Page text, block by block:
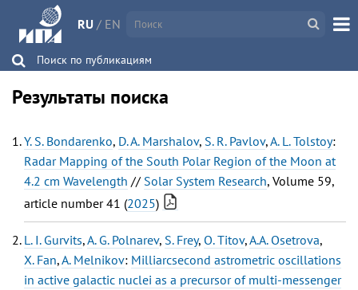
RU / EN
Поиск по публикациям
Результаты поиска
Y. S. Bondarenko, D. A. Marshalov, S. R. Pavlov,A. L. Tolstoy:
Radar Mapping of the South Polar Region of the Moon at
4.2 cm Wavelength // Solar System Research, Volume 59,
article number 41 (2025)
L. I. Gurvits,A. G. Polnarev, S. Frey, O. Titov,A.A. Osetrova,
X. Fan,A. Melnikov: Milliarcsecond astrometric oscillations
in active galactic nuclei as a precursor of multi-messenger